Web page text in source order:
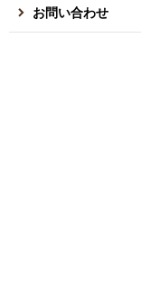
お問い合わせ